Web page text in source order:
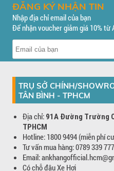
ĐĂNG KÝ NHẬN TIN
Nhập địa chỉ email của bạn
Để nhận voucher giảm giá 10% từ
TRỤ SỞ CHÍNH/
TÂN BÌNH - TPHCM
Địa chỉ: 91A Đường Trường
TPHCM
Hotline: 1800 9494 (miễn phí
Tư vấn mua hàng: 0789 339
Email:
Có chỗ đậu Xe Hơi